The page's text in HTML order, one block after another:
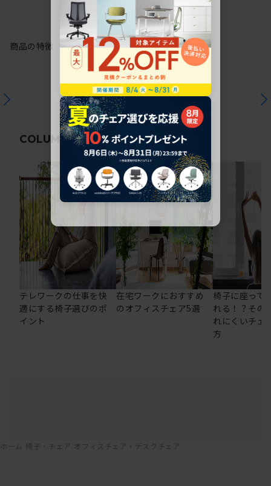
商品の特徴
COLUMN関連コラム
テレワークの仕事を快
適にする椅子選びのポ
イント
在宅ワークにおすすめ
のオフィスチェア5選
椅子に座って
れる！？その
れにくいチェ
方
ホーム 椅子・チェア オフィスチェア・デスクチェア